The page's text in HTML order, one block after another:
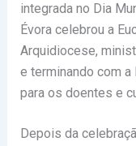
integrada no Dia
Évora celebrou a
Arquidiocese,
e terminando com
para os doentes e
Depois da